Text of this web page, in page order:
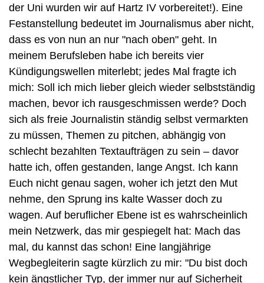
der Uni wurden wir auf Hartz IV vorbereitet!). Eine
Festanstellung bedeutet im Journalismus aber nicht,
dass es von nun an nur "nach oben" geht. In
meinem Berufsleben habe ich bereits vier
Kündigungswellen miterlebt; jedes Mal fragte ich
mich: Soll ich mich lieber gleich wieder selbstständig
machen, bevor ich rausgeschmissen werde? Doch
sich als freie Journalistin ständig selbst vermarkten
zu müssen, Themen zu pitchen, abhängig von
schlecht bezahlten Textaufträgen zu sein – davor
hatte ich, offen gestanden, lange Angst. Ich kann
Euch nicht genau sagen, woher ich jetzt den Mut
nehme, den Sprung ins kalte Wasser doch zu
wagen. Auf beruflicher Ebene ist es wahrscheinlich
mein Netzwerk, das mir gespiegelt hat: Mach das
mal, du kannst das schon! Eine langjährige
Wegbegleiterin sagte kürzlich zu mir: "Du bist doch
kein ängstlicher Typ, der immer nur auf Sicherheit